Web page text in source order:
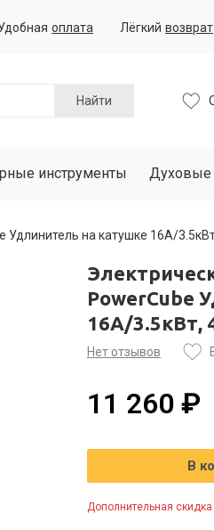
оплата Лёгкий возврат
Найти
инструменты Духовые
на катушке 16А/
PowerCube
16А/3.5кВт,
Нет отзывов
11 260 ₽
В
Дополнительная скидка